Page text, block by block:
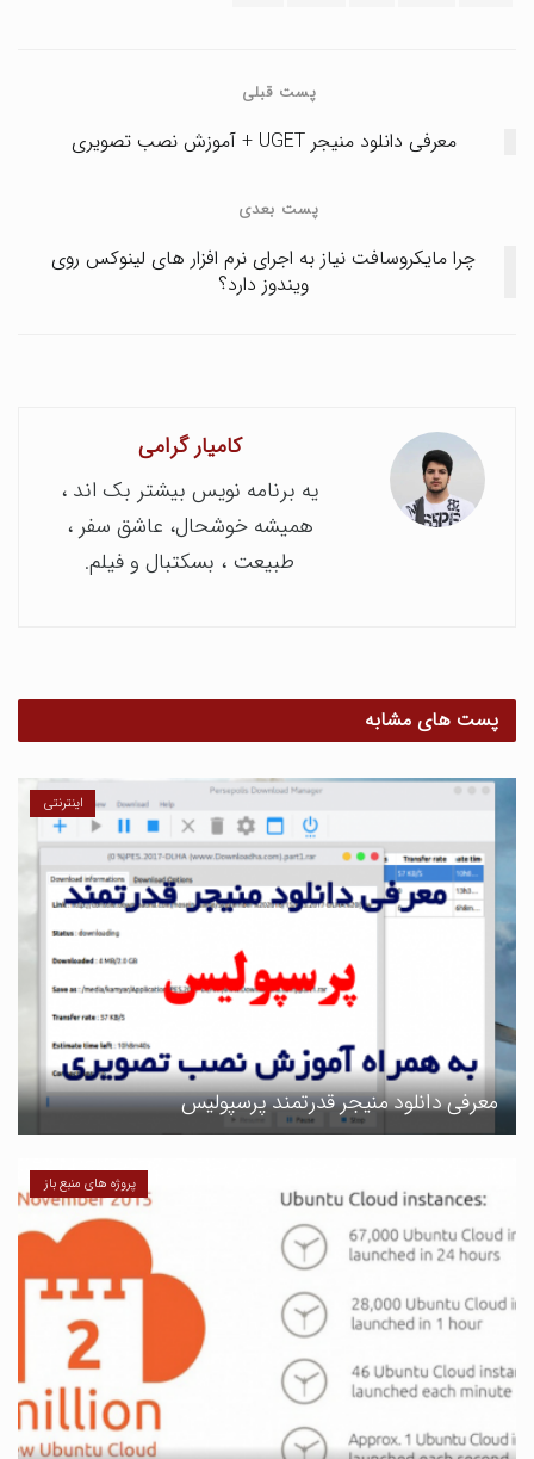
پست قبلی
معرفی دانلود منیجر UGET + آموزش نصب تصویری
پست بعدی
چرا مایکروسافت نیاز به اجرای نرم افزار های لینوکس روی
ویندوز دارد؟
کامیار گرامی
یه برنامه نویس بیشتر بک اند ،
همیشه خوشحال، عاشق سفر ،
طبیعت ، بسکتبال و فیلم.
پست های مشابه
اینترنتی
معرفی دانلود منیجر قدرتمند پرسپولیس
پروژه های منبع باز